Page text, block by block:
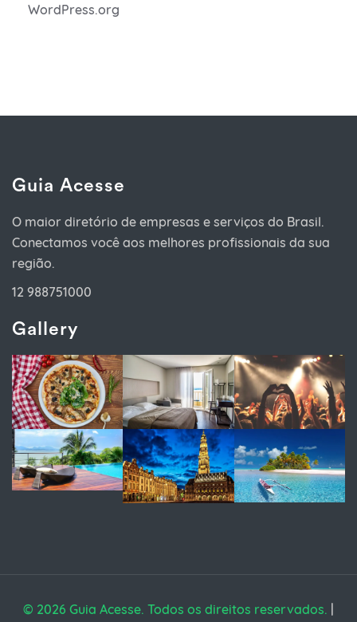
WordPress.org
Guia Acesse
O maior diretório de empresas e serviços do Brasil.
Conectamos você aos melhores profissionais da sua
região.
12 988751000
Gallery
© 2026 Guia Acesse. Todos os direitos reservados. |